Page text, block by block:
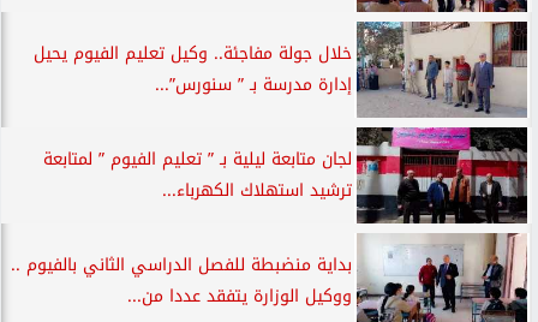
خلال جولة مفاجئة.. وكيل تعليم الفيوم يحيل
إدارة مدرسة بـ ” سنورس”...
لجان متابعة ليلية بـ ” تعليم الفيوم ” لمتابعة
ترشيد استهلاك الكهرباء...
بداية منضبطة للفصل الدراسي الثاني بالفيوم ..
ووكيل الوزارة يتفقد عددا من...